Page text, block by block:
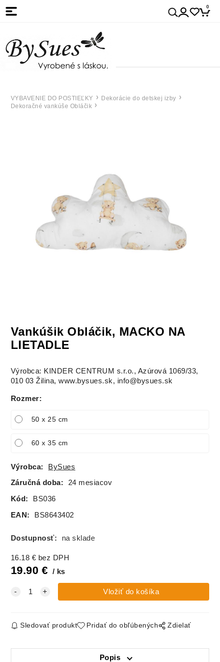
0
VYBAVENIE DO POSTIEĽKY
Dekorácie do detskej izby
Dekoračné vankúše Obláčik
Vankúšik Obláčik, MACKO NA
LIETADLE
Výrobca: KINDER CENTRUM s.r.o., Azúrová 1069/33,
010 03 Žilina, www.bysues.sk, info@bysues.sk
Rozmer:
50 x 25 cm
60 x 35 cm
Výrobca: BySues
Záručná doba: 24 mesiacov
Kód: BS036
EAN: BS8643402
Dostupnosť: na sklade
16.18 € bez DPH
19.90 € ks
Sledovať produkt Pridať do obľúbených Zdielať
Popis